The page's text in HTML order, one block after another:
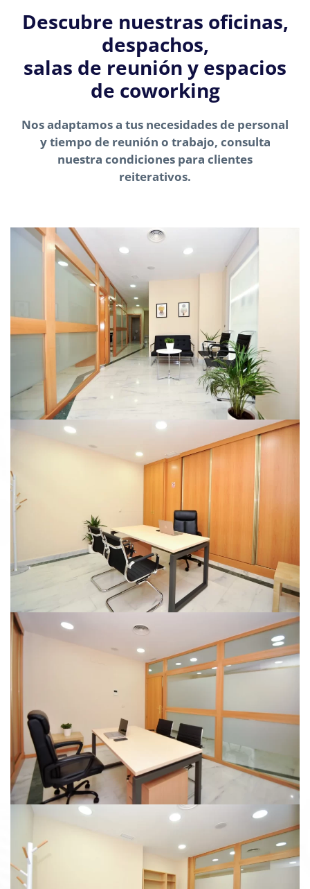
Descubre nuestras oficinas,
despachos,
salas de reunión y espacios
de coworking
Nos adaptamos a tus necesidades de personal
y tiempo de reunión o trabajo, consulta
nuestra condiciones para clientes
reiterativos.